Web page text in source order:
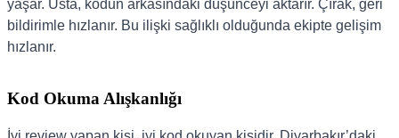
yaşar. Usta, kodun arkasındaki düşünceyi aktarır. Çırak, geri
bildirimle hızlanır. Bu ilişki sağlıklı olduğunda ekipte gelişim
hızlanır.
Kod Okuma Alışkanlığı